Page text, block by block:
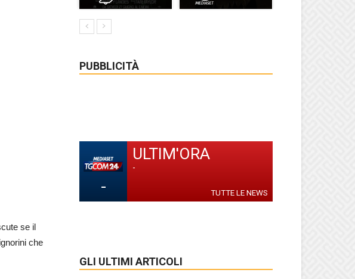
se il
che
PUBBLICITÀ
-
ULTIM'ORA
-
TUTTE LE NEWS
GLI ULTIMI ARTICOLI